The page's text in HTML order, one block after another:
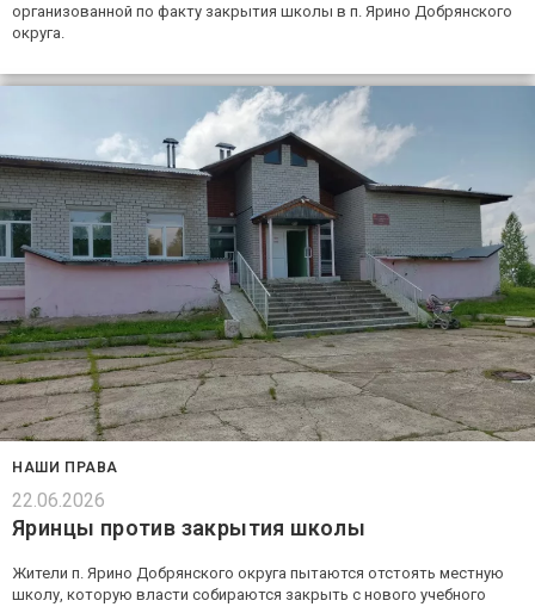
организованной по факту закрытия школы в п. Ярино Добрянского
округа.
НАШИ ПРАВА
22.06.2026
Яринцы против закрытия школы
Жители п. Ярино Добрянского округа пытаются отстоять местную
школу, которую власти собираются закрыть с нового учебного